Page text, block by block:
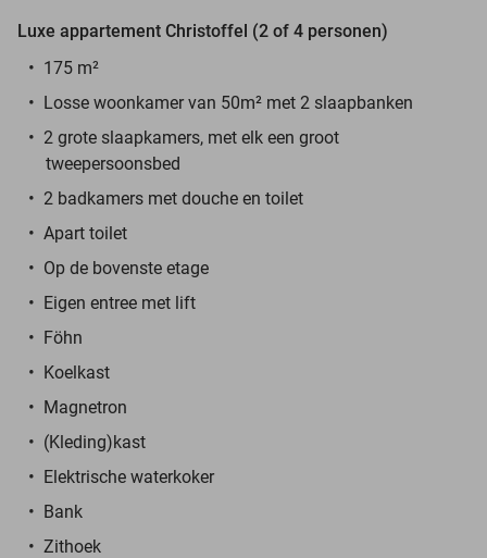
Luxe appartement Christoffel (2 of 4 personen)
175 m²
Losse woonkamer van 50m² met 2 slaapbanken
2 grote slaapkamers, met elk een groot
tweepersoonsbed
2 badkamers met douche en toilet
Apart toilet
Op de bovenste etage
Eigen entree met lift
Föhn
Koelkast
Magnetron
(Kleding)kast
Elektrische waterkoker
Bank
Zithoek